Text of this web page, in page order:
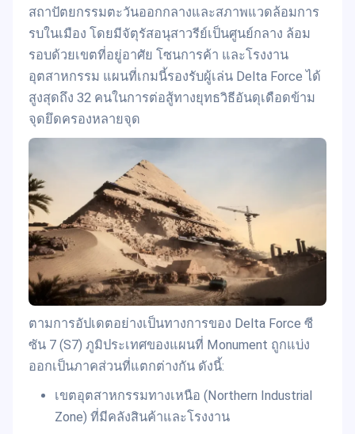
สถาปัตยกรรมตะวันออกกลางและสภาพแวดล้อมการ
รบในเมือง โดยมีจัตุรัสอนุสาวรีย์เป็นศูนย์กลาง ล้อม
รอบด้วยเขตที่อยู่อาศัย โซนการค้า และโรงงาน
อุตสาหกรรม แผนที่เกมนี้รองรับผู้เล่น Delta Force ได้
สูงสุดถึง 32 คนในการต่อสู้ทางยุทธวิธีอันดุเดือดข้าม
จุดยึดครองหลายจุด
ตามการอัปเดตอย่างเป็นทางการของ Delta Force ซี
ซัน 7 (S7) ภูมิประเทศของแผนที่ Monument ถูกแบ่ง
ออกเป็นภาคส่วนที่แตกต่างกัน ดังนี้:
เขตอุตสาหกรรมทางเหนือ (Northern Industrial
Zone) ที่มีคลังสินค้าและโรงงาน